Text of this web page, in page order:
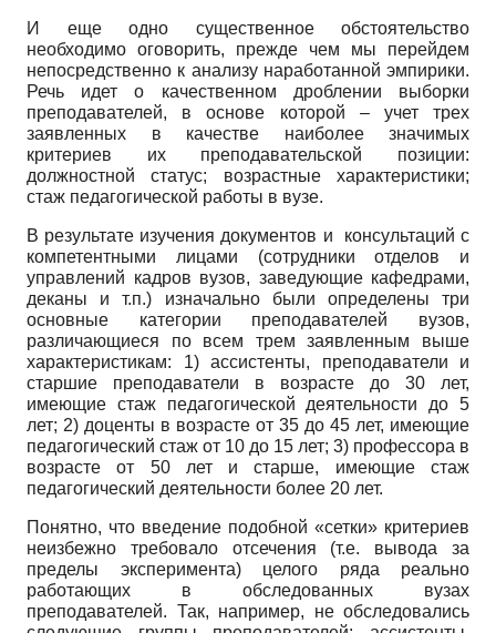
И еще одно существенное обстоятельство
необходимо оговорить, прежде чем мы перейдем
непосредственно к анализу наработанной эмпирики.
Речь идет о качественном дроблении выборки
преподавателей, в основе которой – учет трех
заявленных в качестве наиболее значимых
критериев их преподавательской позиции:
должностной статус; возрастные характеристики;
стаж педагогической работы в вузе.
В результате изучения документов и консультаций с
компетентными лицами (сотрудники отделов и
управлений кадров вузов, заведующие кафедрами,
деканы и т.п.) изначально были определены три
основные категории преподавателей вузов,
различающиеся по всем трем заявленным выше
характеристикам: 1) ассистенты, преподаватели и
старшие преподаватели в возрасте до 30 лет,
имеющие стаж педагогической деятельности до 5
лет; 2) доценты в возрасте от 35 до 45 лет, имеющие
педагогический стаж от 10 до 15 лет; 3) профессора в
возрасте от 50 лет и старше, имеющие стаж
педагогический деятельности более 20 лет.
Понятно, что введение подобной «сетки» критериев
неизбежно требовало отсечения (т.е. вывода за
пределы эксперимента) целого ряда реально
работающих в обследованных вузах
преподавателей. Так, например, не обследовались